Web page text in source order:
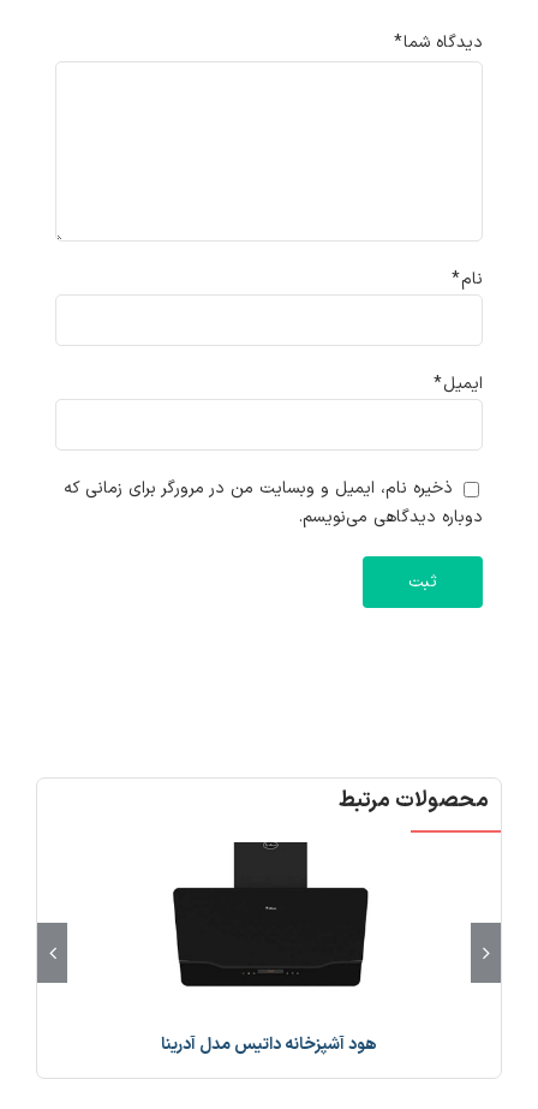
دیدگاه شما*
نام*
ایمیل*
ذخیره نام، ایمیل و وبسایت من در مرورگر برای زمانی که
دوباره دیدگاهی می‌نویسم.
محصولات مرتبط
هود آشپزخانه داتیس مدل آدرینا